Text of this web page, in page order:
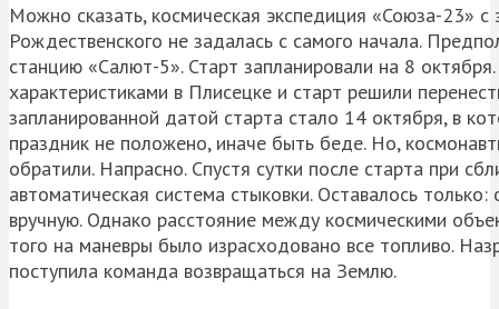
Можно сказать, космическая экспедиция «Союза-23»
Рождественского не задалась с самого начала.
станцию «Салют-5». Старт запланировали на 8
характеристиками в Плисецке и старт решили
запланированной датой старта стало 14 октября, в
праздник не положено, иначе быть беде. Но,
обратили. Напрасно. Спустя сутки после старта при
автоматическая система стыковки. Оставалось
вручную. Однако расстояние между космическими
того на маневры было израсходовано все топливо.
поступила команда возвращаться на Землю.